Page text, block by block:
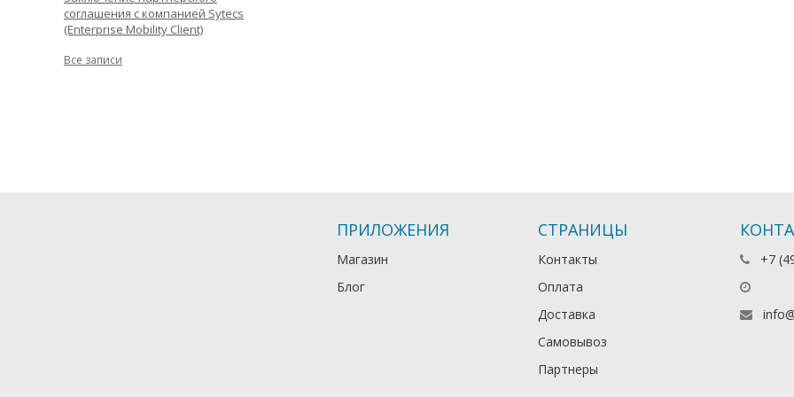
соглашения с компанией Sytecs
(Enterprise Mobility Client)
Все записи
ПРИЛОЖЕНИЯ
Магазин
Блог
СТРАНИЦЫ
Контакты
Оплата
Доставка
Самовывоз
Партнеры
+7